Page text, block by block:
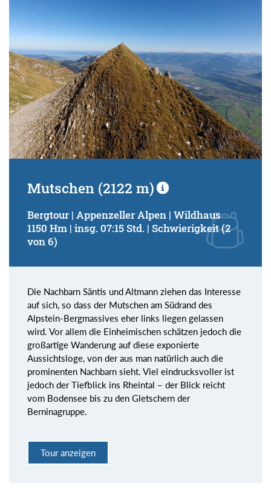
Mutschen (2122 m)
Bergtour | Appenzeller Alpen | Wildhaus
1150 Hm | insg. 07:15 Std. | Schwierigkeit (2
von 6)
Die Nachbarn Säntis und Altmann ziehen das Interesse
auf sich, so dass der Mutschen am Südrand des
Alpstein-Bergmassives eher links liegen gelassen
wird. Vor allem die Einheimischen schätzen jedoch die
großartige Wanderung auf diese exponierte
Aussichtsloge, von der aus man natürlich auch die
prominenten Nachbarn sieht. Viel eindrucksvoller ist
jedoch der Tiefblick ins Rheintal – der Blick reicht
vom Bodensee bis zu den Gletschern der
Berninagruppe.
Tour anzeigen